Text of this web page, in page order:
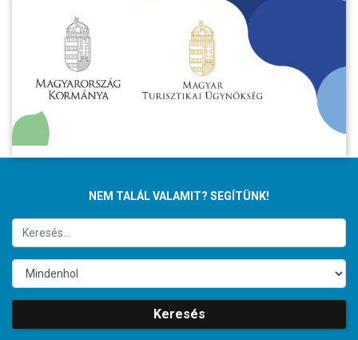
NEM TALÁL VALAMIT? SEGÍTÜNK!
Keresés